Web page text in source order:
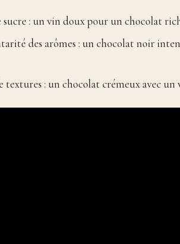
: un vin doux pour un chocolat
des arômes : un chocolat noir
textures : un chocolat crémeux avec un